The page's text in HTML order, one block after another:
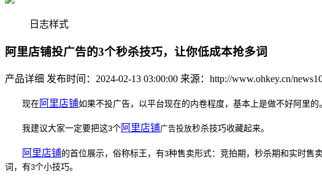
日志样式
阿里店铺投广告的3个秒杀技巧，让你低成本抢多词
产品详细 发布时间：2024-02-13 03:00:00 来源：http://www.ohkey.cn/
现在 阿里店铺如果不投广告，以平台现在的内卷程度，基本上是做不好阿里的
我建议大家一定要把这3个 阿里店铺广告投放秒杀技巧收藏起来。
阿里店铺的首位展示，俗称标王，有3种售卖形式：竞拍期，秒杀期和实时售
词，有3个小技巧。